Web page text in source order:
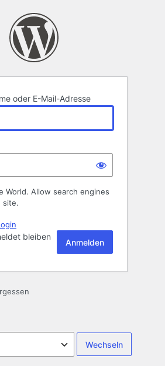
oder E-Mail-Adresse
World. Allow search engines
site.
bleiben